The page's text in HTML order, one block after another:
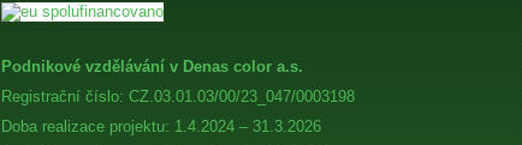
Podnikové vzdělávání v Denas color a.s.
Registrační číslo: CZ.03.01.03/00/23_047/0003198
Doba realizace projektu: 1.4.2024 – 31.3.2026